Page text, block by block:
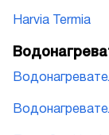
Harvia Termia